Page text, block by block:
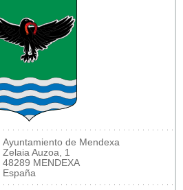
Ayuntamiento de Mendexa
Zelaia Auzoa, 1
48289 MENDEXA
España